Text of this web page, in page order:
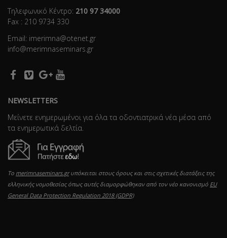
Τηλεφωνικό Κέντρο: 210 97 34000
Fax : 210 9734 330
Email: imerimna@otenet.gr
info@merimnaseminars.gr
NEWSLETTERS
Μείνετε ενημερωμένοι για όλα τα οδοντιατρικά νέα μέσα από
τα ενημερωτικά δελτία.
Το merimnaseminars.grυπόκειται στους όρους και στις σχετικές διατάξεις της
ελληνικής νομοθεσίας όπως αυτές διαμορφώθηκαν από τον νέο κανονισμό EU
General Data Protection Regulation 2018 (GDPR)